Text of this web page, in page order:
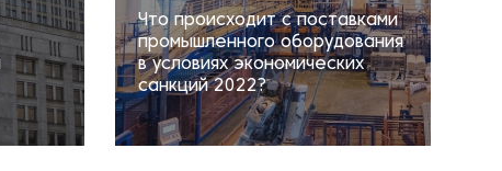
Что происходит с поставками
промышленного оборудования
в условиях экономических
санкций 2022?